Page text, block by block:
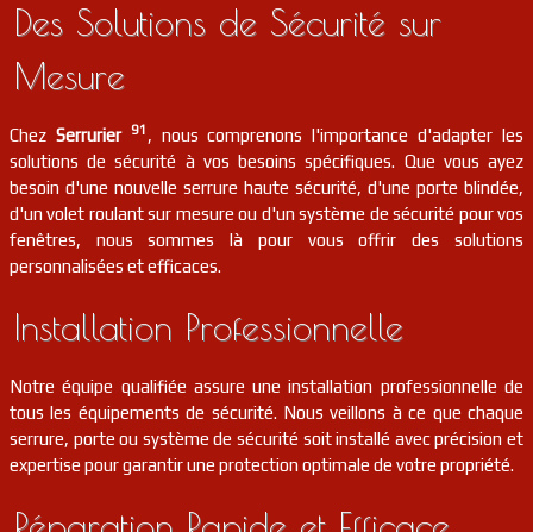
Des Solutions de Sécurité sur
Mesure
Chez Serrurier 91 , nous comprenons l'importance d'adapter les
solutions de sécurité à vos besoins spécifiques. Que vous ayez
besoin d'une nouvelle serrure haute sécurité, d'une porte blindée,
d'un volet roulant sur mesure ou d'un système de sécurité pour vos
fenêtres, nous sommes là pour vous offrir des solutions
personnalisées et efficaces.
Installation Professionnelle
Notre équipe qualifiée assure une installation professionnelle de
tous les équipements de sécurité. Nous veillons à ce que chaque
serrure, porte ou système de sécurité soit installé avec précision et
expertise pour garantir une protection optimale de votre propriété.